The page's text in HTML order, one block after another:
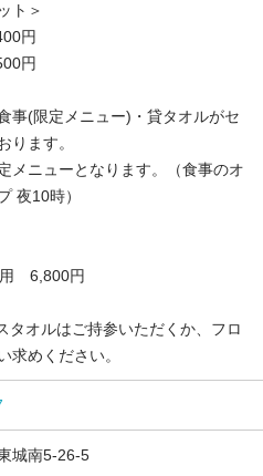
ト＞
円
円
事(限定メニュー)・貸タオルがセ
ります。
メニューとなります。（食事のオ
夜10時）
用 6,800円
タオルはご持参いただくか、フロ
求めください。
城南5-26-5